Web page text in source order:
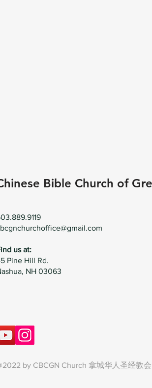
Bible Church of
us at:
Pine Hill Rd.
NH 03063
by CBCGN Church 拿城华人圣经教会